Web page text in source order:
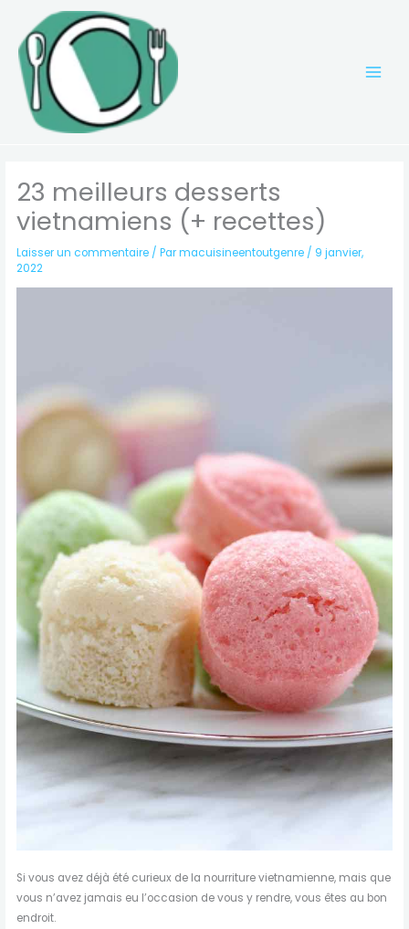
contenu
23 meilleurs desserts
vietnamiens (+ recettes)
Laisser un commentaire / Parmacuisineentoutgenre / 9 janvier,
2022
Si vous avez déjà été curieux de la nourriture vietnamienne, mais que
vous n’avez jamais eu l’occasion de vous y rendre, vous êtes au bon
endroit.